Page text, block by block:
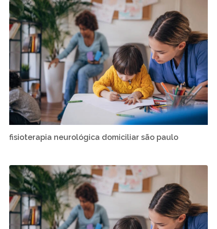
fisioterapia neurológica domiciliar são paulo